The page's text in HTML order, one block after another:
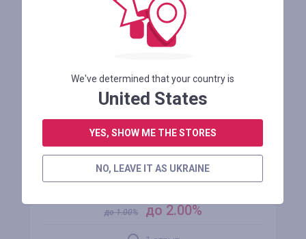
dhgate.com
до1.00% до 2.00%
We've determined that your country is
United States
YES, SHOW ME THE STORES
NO, LEAVE IT AS UKRAINE